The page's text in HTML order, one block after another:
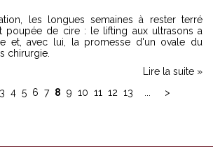
les longues semaines à rester terré
poupée de cire : le lifting aux ultrasons a
et, avec lui, la promesse d'un ovale du
chirurgie.
Lire la suite »
3 4 5 6 7 8 9 10 11 12 13 >